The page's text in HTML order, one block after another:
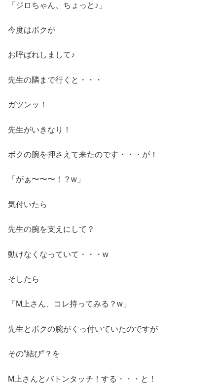
「ジロちゃん、ちょっと♪」
今度はボクが
お呼ばれしまして♪
先生の隣まで行くと・・・
ガツンッ！
先生がいきなり！
ボクの腕を押さえて来たのです・・・が！
「がぁ〜〜〜！？w」
気付いたら
先生の腕を支えにして？
動けなくなっていて・・・w
そしたら
「M上さん、コレ持ってみる？w」
先生とボクの腕がくっ付いていたのですが
その”結び”？を
M上さんとバトンタッチ！する・・・と！